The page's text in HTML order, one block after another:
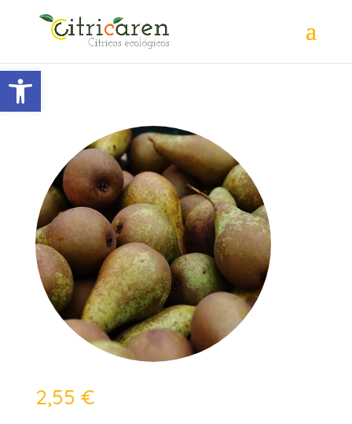
2,55 €
Abrir barra de herramientas